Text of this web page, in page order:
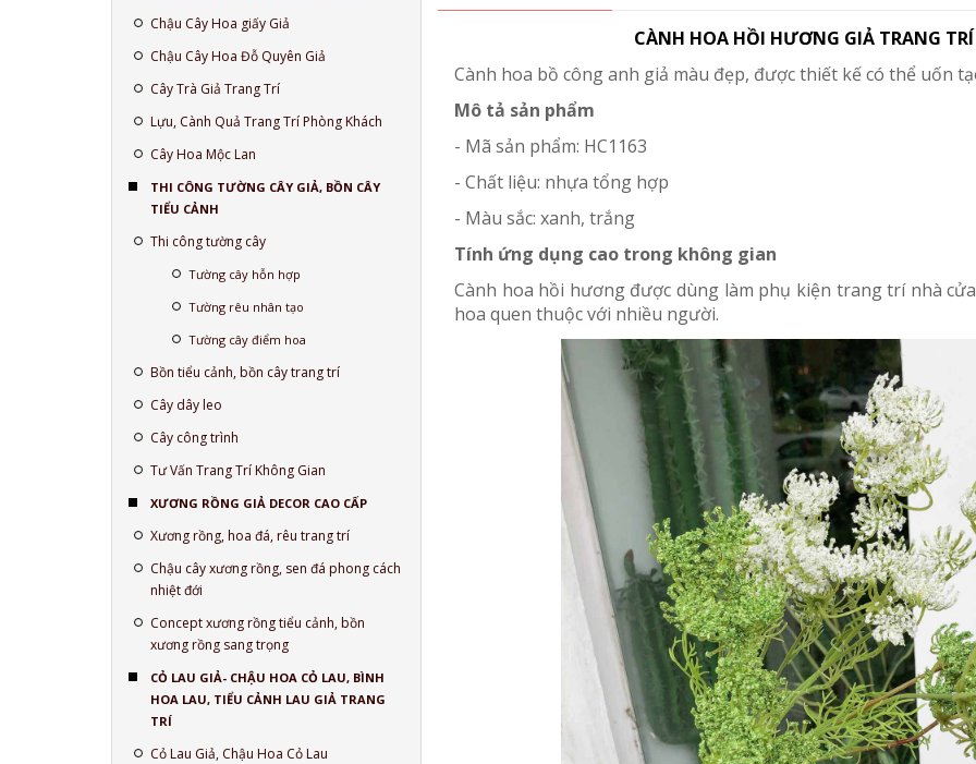
CÀNH HOA HỒI HƯƠNG GIẢ TRANG
Cành hoa bồ công anh giả màu đẹp, được thiết kế có thể uốn
Mô tả sản phẩm
- Mã sản phẩm: HC1163
- Chất liệu: nhựa tổng hợp
- Màu sắc: xanh, trắng
Tính ứng dụng cao trong không gian
Cành hoa hồi hương được dùng làm phụ kiện trang trí nhà
hoa quen thuộc với nhiều người.
Chậu Cây Hoa giấy Giả
Chậu Cây Hoa Đỗ Quyên Giả
Cây Trà Giả Trang Trí
Lựu, Cành Quả Trang Trí Phòng Khách
Cây Hoa Mộc Lan
THI CÔNG TƯỜNG CÂY GIẢ, BỒN CÂY
TIỂU CẢNH
Thi công tường cây
Tường cây hỗn hợp
Tường rêu nhân tạo
Tường cây điểm hoa
Bồn tiểu cảnh, bồn cây trang trí
Cây dây leo
Cây công trình
Tư Vấn Trang Trí Không Gian
XƯƠNG RỒNG GIẢ DECOR CAO CẤP
Xương rồng, hoa đá, rêu trang trí
Chậu cây xương rồng, sen đá phong cách
nhiệt đới
Concept xương rồng tiểu cảnh, bồn
xương rồng sang trọng
CỎ LAU GIẢ- CHẬU HOA CỎ LAU, BÌNH
HOA LAU, TIỂU CẢNH LAU GIẢ TRANG
TRÍ
Cỏ Lau Giả, Chậu Hoa Cỏ Lau